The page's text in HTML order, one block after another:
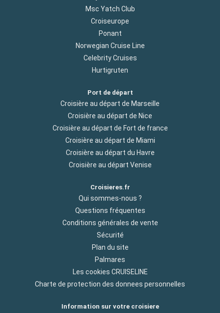
Msc Yatch Club
Croiseurope
Ponant
Norwegian Cruise Line
Celebrity Cruises
Hurtigruten
Port de départ
Croisière au départ de Marseille
Croisière au départ de Nice
Croisière au départ de Fort de france
Croisière au départ de Miami
Croisière au départ du Havre
Croisière au départ Venise
Croisieres.fr
Qui sommes-nous ?
Questions fréquentes
Conditions générales de vente
Sécurité
Plan du site
Palmares
Les cookies CRUISELINE
Charte de protection des donnees personnelles
Information sur votre croisiere